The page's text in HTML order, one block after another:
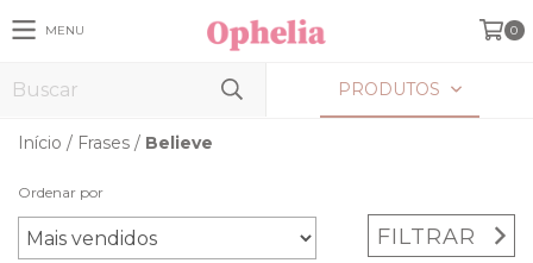
MENU 0
PRODUTOS
Início / Frases / Believe
Ordenar por
FILTRAR